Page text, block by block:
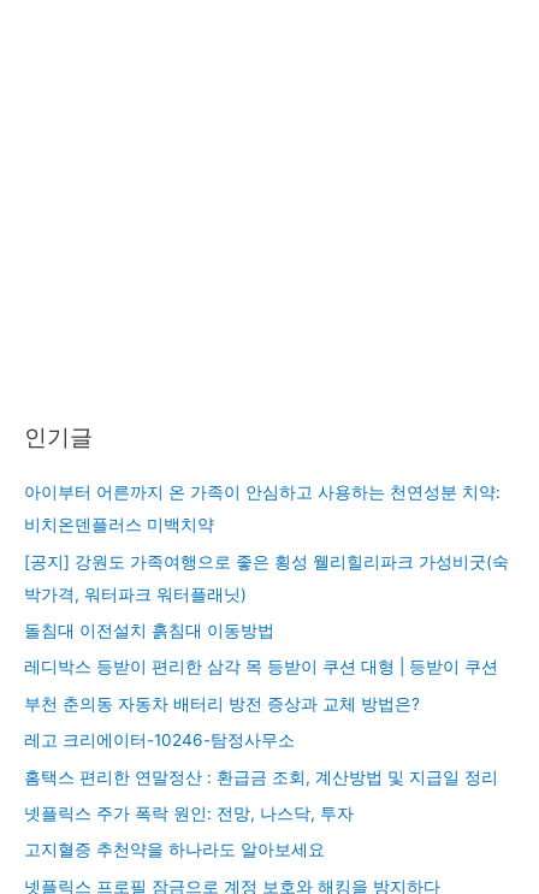
인기글
아이부터 어른까지 온 가족이 안심하고 사용하는 천연성분 치약:
비치온덴플러스 미백치약
[공지] 강원도 가족여행으로 좋은 횡성 웰리힐리파크 가성비굿(숙
박가격, 워터파크 워터플래닛)
돌침대 이전설치 흙침대 이동방법
레디박스 등받이 편리한 삼각 목 등받이 쿠션 대형 | 등받이 쿠션
부천 춘의동 자동차 배터리 방전 증상과 교체 방법은?
레고 크리에이터-10246-탐정사무소
홈택스 편리한 연말정산 : 환급금 조회, 계산방법 및 지급일 정리
넷플릭스 주가 폭락 원인: 전망, 나스닥, 투자
고지혈증 추천약을 하나라도 알아보세요
넷플릭스 프로필 잠금으로 계정 보호와 해킹을 방지하다